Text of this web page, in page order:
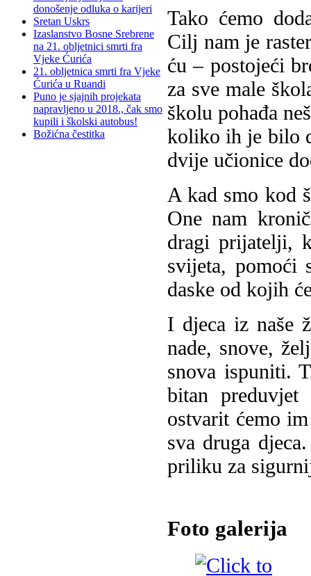
donošenje odluka o karijeri
Sretan Uskrs
Izaslanstvo Bosne Srebrene
na 21. obljetnici smrti fra
Vjeke Ćurića
21. obljetnica smrti fra Vjeke
Ćurića u Ruandi
Puno je sjajnih projekata
napravljeno u 2018., čak smo
kupili i školski autobus!
Božićna čestitka
Tako ćemo
Cilj nam je
ću – postojeći
za sve male
školu pohađa
koliko ih je bilo
dvije učionice
A kad smo kod
One nam
dragi prijatelji,
svijeta, pomoći
daske od kojih
I djeca iz naše
nade, snove,
snova ispuniti.
bitan preduvjet
ostvarit ćemo
sva druga
priliku za
Foto galerija